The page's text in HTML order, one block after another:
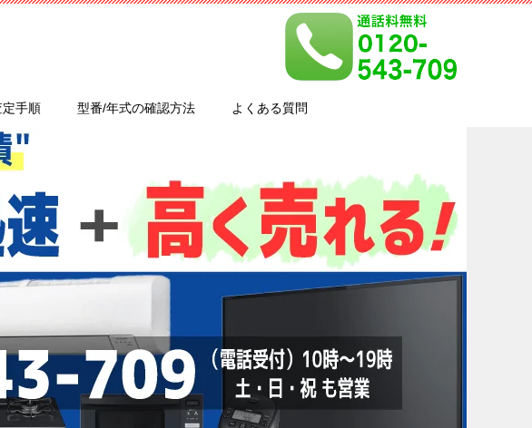
定手順 型番/年式の確認方法 よくある質問